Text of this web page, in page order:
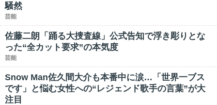
騒然
芸能
佐藤二朗「踊る大捜査線」公式告知で浮き彫りとな
った“全カット要求”の本気度
芸能
Snow Man佐久間大介も本番中に涙…「世界一ブス
です」と悩む女性への“レジェンド歌手の言葉”が大
注目